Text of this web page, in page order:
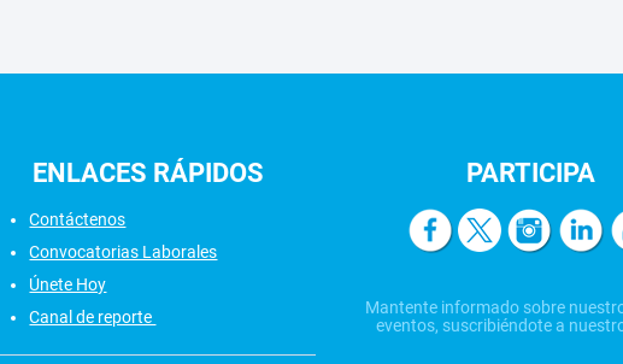
ENLACES RÁPIDOS
Contáctenos
Convocatorias Laborales
Únete Hoy
Canal de reporte
PARTICIPA
Mantente informado sobre
eventos, suscribiéndote a